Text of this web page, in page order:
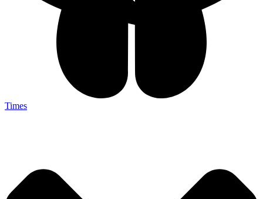
Times